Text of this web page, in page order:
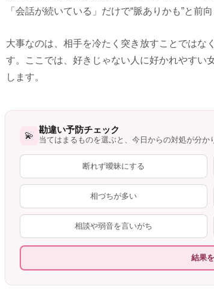
「会話が続いている」だけで“脈ありかも”と前
大事なのは、相手を冷たく突き放すことではなく
す。ここでは、好きじゃない人に好かれやすい
します。
💫
勘違い予防チェック
当てはまるものを選ぶと、今日からの対処が分か
断れず曖昧にする
相づちが多い
相談や弱音を言いがち
結果